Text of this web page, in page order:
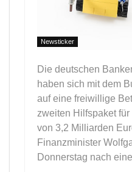
Newsticker
Die deutschen
haben sich mit dem
auf eine freiwillige
zweiten Hilfspaket
von 3,2 Milliarden
Finanzminister
Donnerstag nach